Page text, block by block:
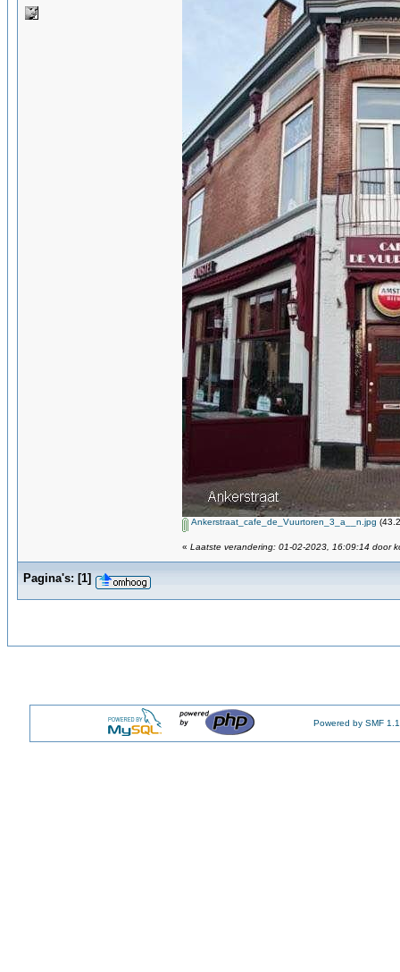
Ankerstraat_cafe_de_Vuurtoren_3_a__n.jpg
« Laatste verandering: 01-02-2023, 16:09:14 door
Pagina's: [1]
Powered by SMF